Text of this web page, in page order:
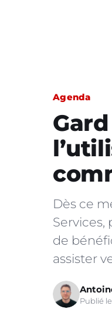
Agenda
Dès ce
de
assister
Publié le